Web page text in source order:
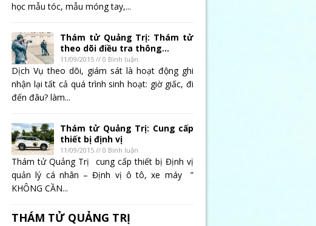
học mẫu tóc, mẫu móng tay,...
Thám tử Quảng Trị: Thám tử
theo dõi điều tra thông...
11/09/2015 // 0 Bình luận
Dịch Vụ theo dõi, giám sát là hoạt động ghi
nhận lại tất cả quá trình sinh hoạt: giờ giấc, đi
đến đâu? làm...
Thám tử Quảng Trị: Cung cấp
thiết bị định vị
11/09/2015 // 0 Bình luận
Thám tử Quảng Trị cung cấp thiết bị Định vị
quản lý cá nhân – Định vị ô tô, xe máy ”
KHÔNG CẦN...
THÁM TỬ QUẢNG TRỊ